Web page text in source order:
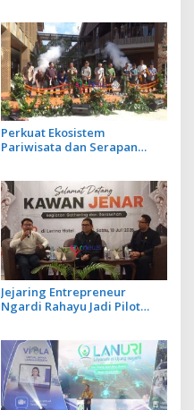
Perkuat Ekosistem
Pariwisata dan Serapan
KEK Kura Kura
Jejaring Entrepreneur
Ngardi Rahayu Jadi Pilot